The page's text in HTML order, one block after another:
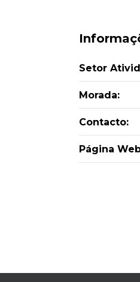
Setor
Morada:
Contacto:
Página